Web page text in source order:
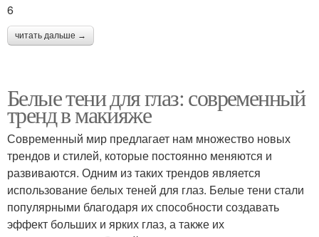
6
читать дальше →
Белые тени для глаз: современный
тренд в макияже
Современный мир предлагает нам множество новых
трендов и стилей, которые постоянно меняются и
развиваются. Одним из таких трендов является
использование белых теней для глаз. Белые тени стали
популярными благодаря их способности создавать
эффект больших и ярких глаз, а также их